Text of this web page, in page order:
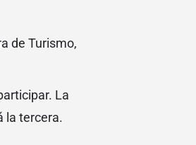
de Turismo,
La
la tercera.